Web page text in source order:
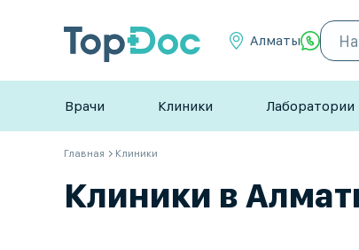
Алматы
Врачи Клиники Лаборатории
Главная Клиники
Клиники в